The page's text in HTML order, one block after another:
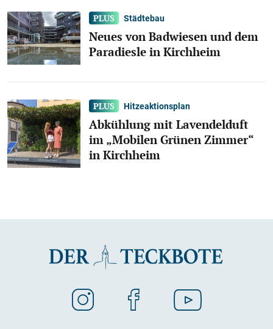
Städtebau
Neues von Badwiesen und dem
Paradiesle in Kirchheim
Hitzeaktionsplan
Abkühlung mit Lavendelduft
im „Mobilen Grünen Zimmer“
in Kirchheim